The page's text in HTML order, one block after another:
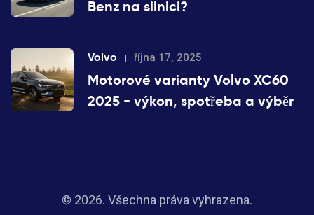
Benz na silnici?
Volvo října 17, 2025
Motorové varianty Volvo XC60
2025 - výkon, spotřeba a výběr
© 2026. Všechna práva vyhrazena.